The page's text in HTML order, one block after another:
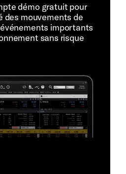
démo gratuit pour
des mouvements de
importants
sans risque